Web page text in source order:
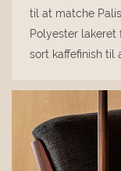
til at matche
Polyester
sort kaffefinish til